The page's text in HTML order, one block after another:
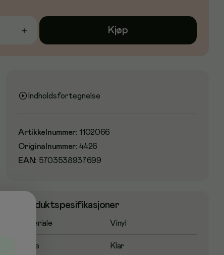
Kjøp
Indholdsfortegnelse
Artikkelnummer: 1102066
Originalnummer: 4426
EAN: 5703538937699
Produktspesifikasjoner
Materiale Vinyl
Farge Klar